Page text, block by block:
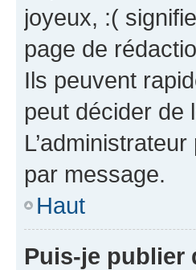
joyeux, :(
page de
Ils peuvent
peut décider de
par message.
Haut
Puis-je publier